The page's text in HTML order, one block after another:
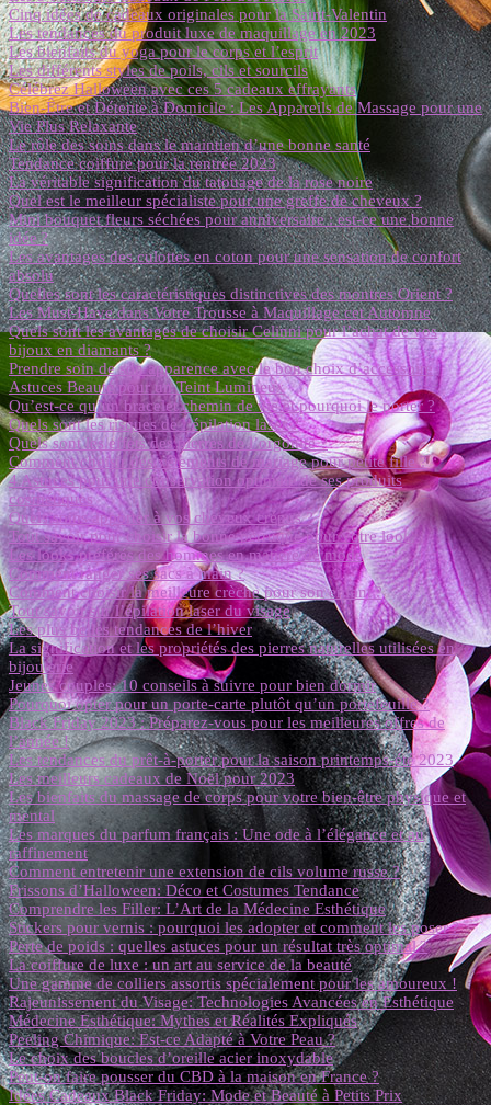
Cinq idées de cadeaux originales pour la Saint-Valentin
Les tendances du produit luxe de maquillage en 2023
Les bienfaits du yoga pour le corps et l’esprit
Les différents styles de poils, cils et sourcils
Célébrez Halloween avec ces 5 cadeaux effrayants
Bien-Être et Détente à Domicile : Les Appareils de Massage pour une
Vie Plus Relaxante
Le rôle des soins dans le maintien d’une bonne santé
Tendance coiffure pour la rentrée 2023
La véritable signification du tatouage de la rose noire
Quel est le meilleur spécialiste pour une greffe de cheveux ?
Mini bouquet fleurs séchées pour anniversaire : est-ce une bonne
idée ?
Les avantages des culottes en coton pour une sensation de confort
absolu
Quelles sont les caractéristiques distinctives des montres Orient ?
Les Must-Have dans Votre Trousse à Maquillage cet Automne
Quels sont les avantages de choisir Celinni pour l’achat de vos
bijoux en diamants ?
Prendre soin de son apparence avec le bon choix d’accessoire
Astuces Beauté pour un Teint Lumineux
Qu’est-ce qu’un bracelet chemin de vie et pourquoi le porter ?
Quels sont les risques de l’épilation laser ?
Quels sont les effets des pierres de l’orgonite ?
Comment choisir des vêtements de mariage pour petite fille ?
4 Astuces pour une conservation optimale de ses produits
cosmétiques
Quels soins apporter à vos cheveux crépus ?
Tout savoir pour choisir la bonne perruque pour votre look
Les looks préférés des hommes en matière de mode
Comment ranger ses sacs à main ?
Comment choisir la meilleure crèche pour son enfant ?
Tout savoir sur l’épilation laser du visage
Les plus belles tendances de l’hiver
La signification et les propriétés des pierres naturelles utilisées en
bijouterie
Jeunes couples: 10 conseils à suivre pour bien dormir
Pourquoi opter pour un porte-carte plutôt qu’un portefeuille ?
Black Friday 2023 : Préparez-vous pour les meilleures offres de
l’année !
Les tendances du prêt-à-porter pour la saison printemps-été 2023
Les meilleurs cadeaux de Noël pour 2023
Les bienfaits du massage de corps pour votre bien-être physique et
mental
Les marques du parfum français : Une ode à l’élégance et au
raffinement
Comment entretenir une extension de cils volume russe ?
Frissons d’Halloween: Déco et Costumes Tendance
Comprendre les Filler: L’Art de la Médecine Esthétique
Stickers pour vernis : pourquoi les adopter et comment les poser ?
Perte de poids : quelles astuces pour un résultat très optimal ?
La coiffure de luxe : un art au service de la beauté
Une gamme de colliers assortis spécialement pour les amoureux !
Rajeunissement du Visage: Technologies Avancées en Esthétique
Médecine Esthétique: Mythes et Réalités Expliqués
Peeling Chimique: Est-ce Adapté à Votre Peau ?
Le choix des boucles d’oreille acier inoxydable
Peut-on faire pousser du CBD à la maison en France ?
Idées Cadeaux Black Friday: Mode et Beauté à Petits Prix